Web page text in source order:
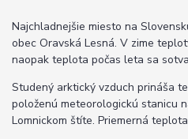
Najchladnejšie miesto na
obec Oravská Lesná. V zime
naopak teplota počas leta sa
Studený arktický vzduch prináša
položenú meteorologickú stanicu
Lomnickom štíte. Priemerná